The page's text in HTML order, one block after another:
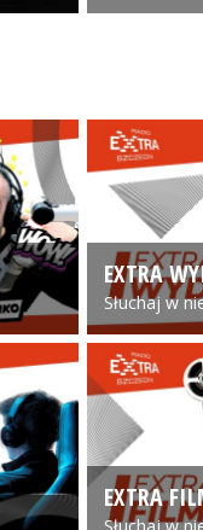
EXTRA
Słuchaj w
EXTRA